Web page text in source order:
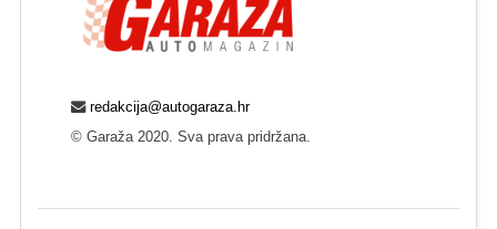
redakcija@autogaraza.hr
© Garaža 2020. Sva prava pridržana.